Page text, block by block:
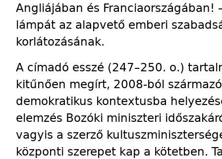
Angliájában és
lámpát az alapvető emberi
korlátozásának.
A címadó esszé (247–250. o.)
kitűnően megírt, 2008-ból
demokratikus kontextusba
elemzés Bozóki miniszteri
vagyis a szerző
központi szerepet kap a kötetben.